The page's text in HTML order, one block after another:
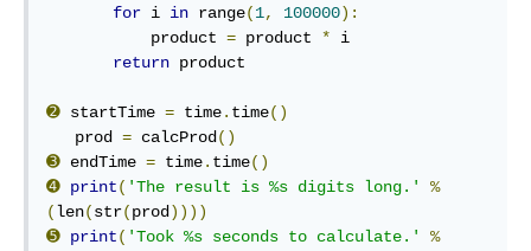
for i in range(1, 100000):
           product
= product * i
return product
➋ startTime = time. time()
   prod
= calcProd ()
➌ endTime = time. time()
➍ print( 'The result is %s digits long.'
%
(len(str(prod ))))
➎ print( 'Took %s seconds to calculate.'
%